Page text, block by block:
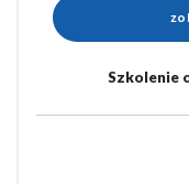
Szkolenie